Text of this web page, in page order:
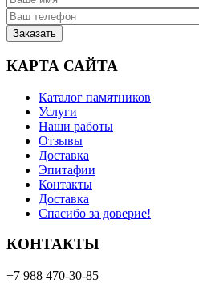
КАРТА САЙТА
Каталог памятников
Услуги
Наши работы
Отзывы
Доставка
Эпитафии
Контакты
Доставка
Спасибо за доверие!
КОНТАКТЫ
+7 988 470-30-85